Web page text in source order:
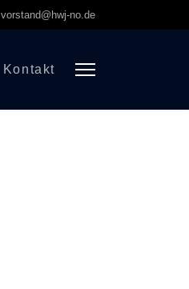
vorstand@hwj-no.de
Kontakt